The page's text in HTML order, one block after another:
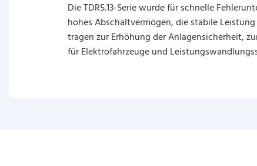
Die TDR5.13-Serie wurde für schnelle
hohes Abschaltvermögen, die stabile
tragen zur Erhöhung der Anlagensicherheit,
für Elektrofahrzeuge und